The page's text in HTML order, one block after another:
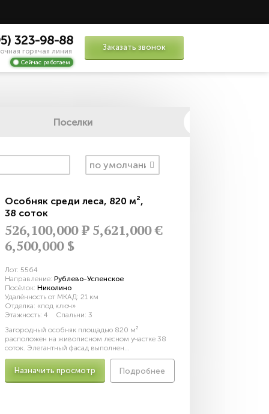
323-98-88
горячая линия
Сейчас работаем
Заказать звонок
Поселки
Особняк среди леса, 820 м²,
38 соток
526,100,000Р 5,621,000 €
6,500,000 $
Лот: 5564
Направление: Рублево-Успенское
Посёлок: Николино
Удалённость от МКАД: 21 км
Отделка: «под ключ»
Этажность: 4 Спальни: 3
Загородный особняк площадью 820 м²
расположен на живописном лесном участке 38
соток. Элегантный фасад выполнен...
Назначить просмотр Подробнее